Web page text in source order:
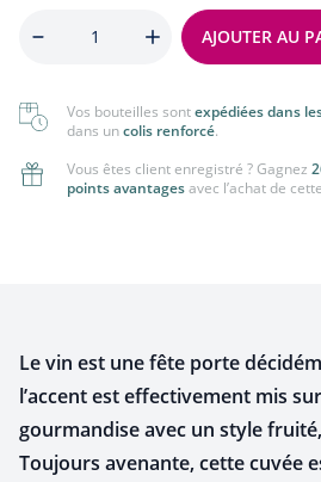
AJOUTER AU
Vos bouteilles sontexpédiées dans
dans uncolis renforcé.
Vous êtes client enregistré ? Gagnez
points avantagesavec l’achat de
Le vin est une fête porte
l’accent est effectivement mis
gourmandise avec un style
Toujours avenante, cette cuvée